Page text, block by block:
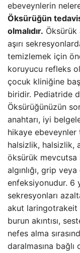
ebeveynlerin
Öksürüğün
olmalıdır. Öksürük
aşırı
temizlemek için
koruyucu refleks
çocuk kliniğine
biridir. Pediatride
Öksürüğünüzün
anahtarı, iyi
hikaye ebeveynler
halsizlik, halsizlik,
öksürük mevcutsa
algınlığı, grip
enfeksiyonudur. 6
sekresyonları
akut laringotrakeit
burun akıntısı,
nefes alma
daralmasına